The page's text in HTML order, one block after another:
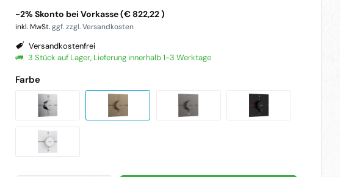
-2% Skonto bei Vorkasse (€ 822,22 )
inkl. MwSt.ggf. zzgl. Versandkosten
Versandkostenfrei
3 Stück auf Lager, Lieferung innerhalb 1-3 Werktage
Farbe